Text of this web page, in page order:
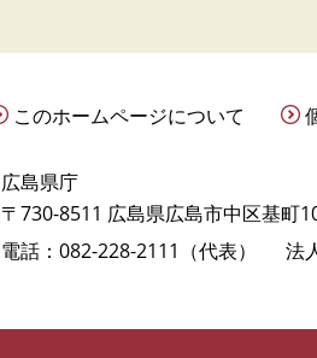
このホームページについて
広島県庁
〒730-8511 広島県広島市中区基町
電話：082-228-2111（代表）
法